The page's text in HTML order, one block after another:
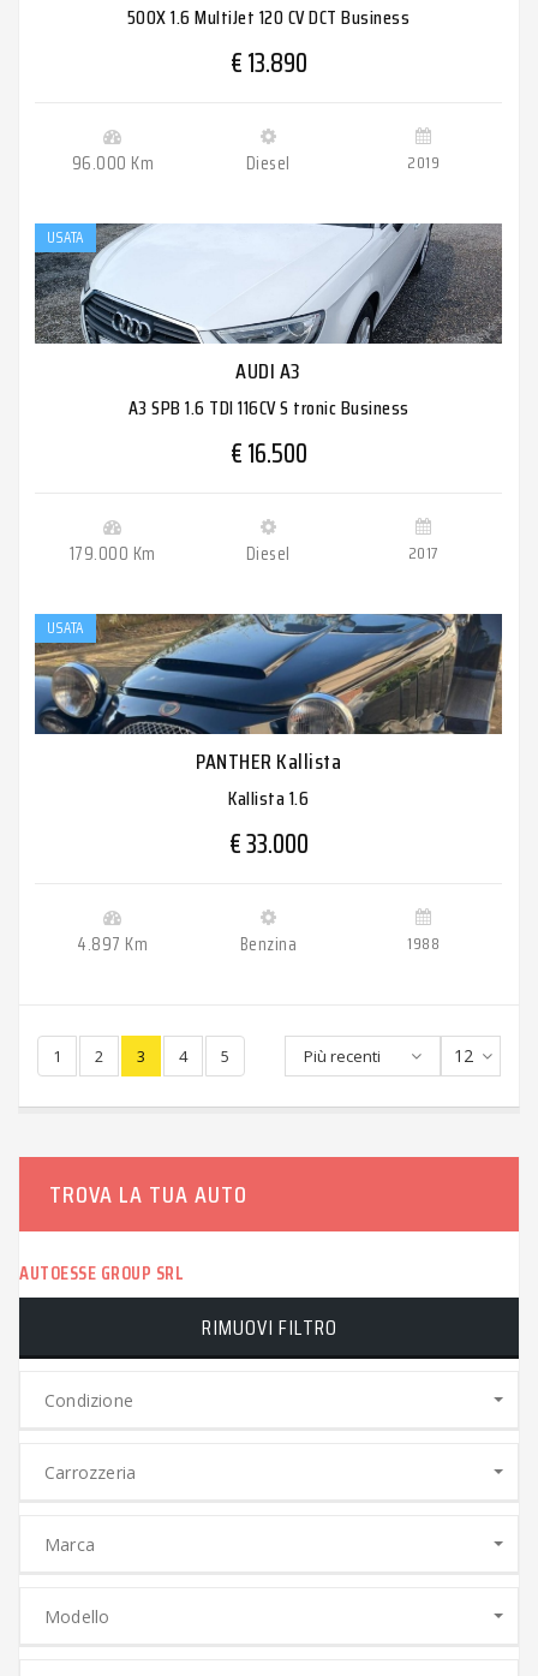
500X 1.6 MultiJet 120 CV DCT Business
€ 13.890
96.000 Km Diesel 2019
USATA
AUDI A3
A3 SPB 1.6 TDI 116CV S tronic Business
€ 16.500
179.000 Km Diesel 2017
USATA
PANTHER Kallista
Kallista 1.6
€ 33.000
4.897 Km Benzina 1988
1 2 3 4 5 12
Più recenti
TROVA LA TUA AUTO
AUTOESSE GROUP SRL
RIMUOVI FILTRO
Condizione
Carrozzeria
Marca
Modello